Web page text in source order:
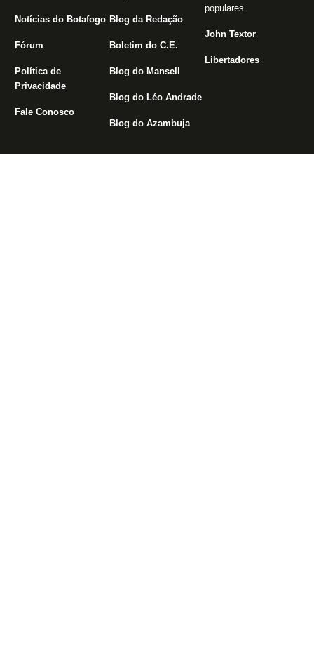
Notícias do Botafogo
Fórum
Política de
Privacidade
Fale Conosco
Blog da Redação
Boletim do C.E.
Blog do Mansell
Blog do Léo Andrade
Blog do Azambuja
populares
John Textor
Libertadores